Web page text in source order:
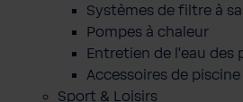
Systèmes de filtre à
Pompes à chaleur
Entretien de l'eau des
Accessoires de piscine
Sport & Loisirs